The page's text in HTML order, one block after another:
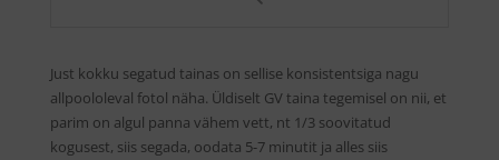
Just kokku segatud tainas on sellise konsistentsiga nagu
allpoololeval fotol näha. Üldiselt GV taina tegemisel on nii, et
parim on algul panna vähem vett, nt 1/3 soovitatud
kogusest, siis segada, oodata 5-7 minutit ja alles siis